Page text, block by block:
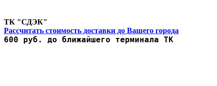
ТК "СДЭК"
Рассчитать стоимость доставки до Вашего города
600 руб. до ближайшего терминала ТК